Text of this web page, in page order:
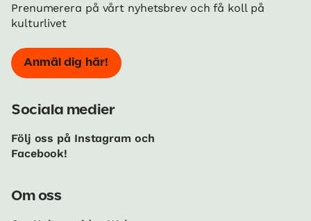
Prenumerera på vårt nyhetsbrev och få koll på
kulturlivet
Anmäl dig här!
Sociala medier
Följ oss på Instagram och
Facebook!
Om oss